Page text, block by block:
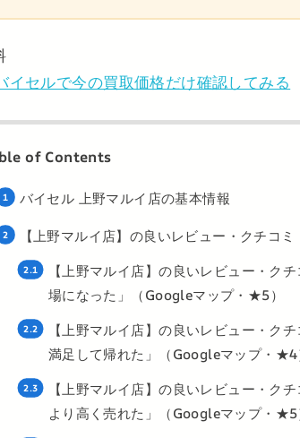
イセルで今の買取価格だけ確認してみる
of Contents
バイセル 上野マルイ店の基本情報
【上野マルイ店】の良いレビュー・クチコミ
【上野マルイ店】の良いレビュー・ク
場になった」（Googleマップ・★5）
【上野マルイ店】の良いレビュー・ク
満足して帰れた」（Googleマップ・★4
【上野マルイ店】の良いレビュー・ク
より高く売れた」（Googleマップ・★5